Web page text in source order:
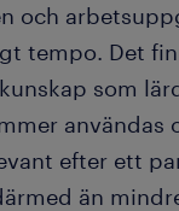
och
tempo. Det
som
användas
efter ett
än